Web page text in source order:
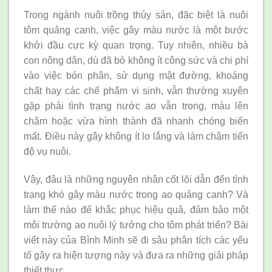
Trong ngành nuôi trồng thủy sản, đặc biệt là nuôi
tôm quảng canh, việc gây màu nước là một bước
khởi đầu cực kỳ quan trọng. Tuy nhiên, nhiều bà
con nông dân, dù đã bỏ không ít công sức và chi phí
vào việc bón phân, sử dụng mật đường, khoáng
chất hay các chế phẩm vi sinh, vẫn thường xuyên
gặp phải tình trạng nước ao vẫn trong, màu lên
chậm hoặc vừa hình thành đã nhanh chóng biến
mất. Điều này gây không ít lo lắng và làm chậm tiến
độ vụ nuôi.
Vậy, đâu là những nguyên nhân cốt lõi dẫn đến tình
trạng khó gây màu nước trong ao quảng canh? Và
làm thế nào để khắc phục hiệu quả, đảm bảo một
môi trường ao nuôi lý tưởng cho tôm phát triển? Bài
viết này của Bình Minh sẽ đi sâu phân tích các yếu
tố gây ra hiện tượng này và đưa ra những giải pháp